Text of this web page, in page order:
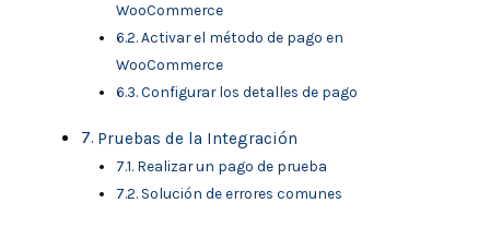
WooCommerce
Activar el método de pago en
WooCommerce
Configurar los detalles de pago
Pruebas de la Integración
Realizar un pago de prueba
Solución de errores comunes